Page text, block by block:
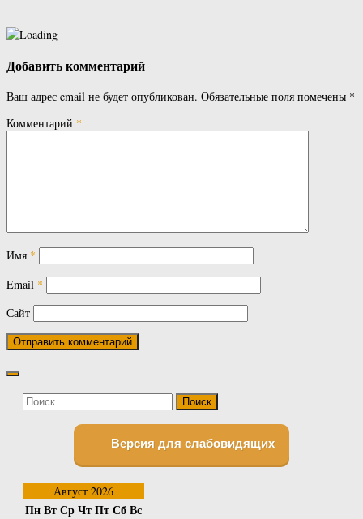
Добавить комментарий
Ваш адрес email не будет опубликован. Обязательные поля помечены *
Комментарий *
Имя *
Email *
Сайт
Найти:
Версия для слабовидящих
Август 2026
ПнВтСрЧтПтСбВс